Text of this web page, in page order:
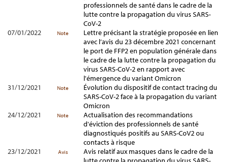
professionnels de santé dans le cadre de la
lutte contre la propagation du virus SARS-
CoV-2
07/01/2022
Note
Lettre précisant la stratégie proposée en lien
avec l’avis du 23 décembre 2021 concernant
le port de FFP2 en population générale dans
le cadre de la lutte contre la propagation du
virus SARS-CoV-2 en rapport avec
l'émergence du variant Omicron
31/12/2021
Note
Évolution du dispositif de contact tracing du
SARS-CoV-2 face à la propagation du variant
Omicron
24/12/2021
Note
Actualisation des recommandations
d'éviction des professionnels de santé
diagnostiqués positifs au SARS-CoV2 ou
contacts à risque
23/12/2021
Avis
Avis relatif aux masques dans le cadre de la